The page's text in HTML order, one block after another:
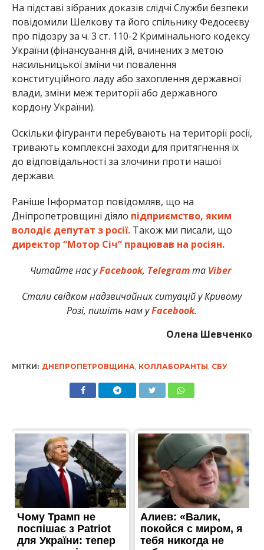
На підставі зібраних доказів слідчі Служби безпеки
повідомили Шелкову та його спільнику Федосеєву
про підозру за ч. 3 ст. 110-2 Кримінального кодексу
України (фінансування дій, вчинених з метою
насильницької зміни чи повалення
конституційного ладу або захоплення державної
влади, зміни меж території або державного
кордону України).
Оскільки фігуранти перебувають на території росії,
тривають комплексні заходи для притягнення їх
до відповідальності за злочини проти нашої
держави.
Раніше Інформатор повідомляв, що на
Дніпропетровщині діяло підприємство, яким
володіє депутат з росії.Також ми писали, що
директор “Мотор Січ” працював на росіян.
Читайте нас уFacebook, Telegramта Viber
Стали свідком надзвичайних ситуацій у Кривому
Розі, пишіть нам уFacebook.
Олена Шевченко
МІТКИ: ДНЕПРОПЕТРОВЩИНА КОЛЛАБОРАНТЫ СБУ